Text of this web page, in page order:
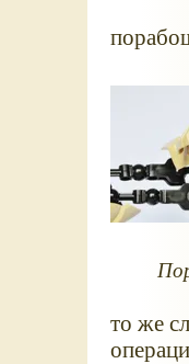
то же